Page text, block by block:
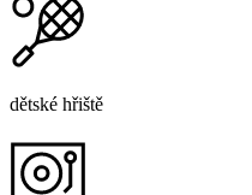
dětské hřiště